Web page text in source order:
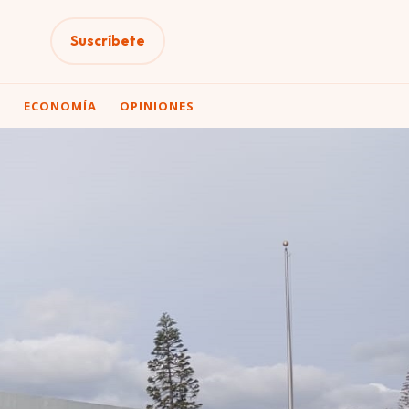
Suscríbete
ECONOMÍA OPINIONES